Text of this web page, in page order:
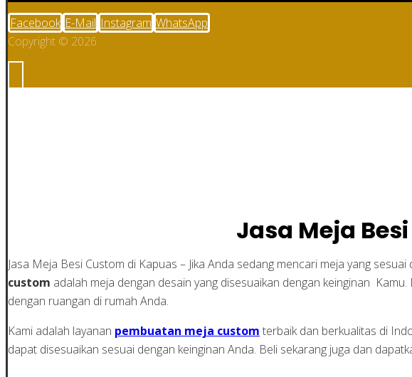
Facebook E-Mail Instagram WhatsApp
Copyright © 2026
Jasa Meja
Jasa Meja Besi Custom di Kapuas – Jika Anda sedang mencari meja yang
custom adalah meja dengan desain yang disesuaikan dengan keinginan
dengan ruangan di rumah Anda.
Kami adalah layanan pembuatan meja custom terbaik dan berkualitas di
dapat disesuaikan sesuai dengan keinginan Anda. Beli sekarang juga dan